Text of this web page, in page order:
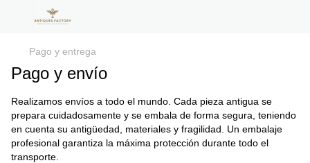
Pago y entrega
Pago y envío
Realizamos envíos a todo el mundo. Cada pieza antigua se
prepara cuidadosamente y se embala de forma segura, teniendo
en cuenta su antigüedad, materiales y fragilidad. Un embalaje
profesional garantiza la máxima protección durante todo el
transporte.